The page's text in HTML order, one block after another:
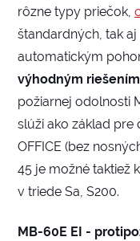
rôzne typy priečok,
štandardných, tak
automatickým
výhodným riešením
požiarnej odolnosti
slúži ako základ pre
OFFICE (bez
45 je možné taktiež
v triede Sa, S200.
MB-60E EI -